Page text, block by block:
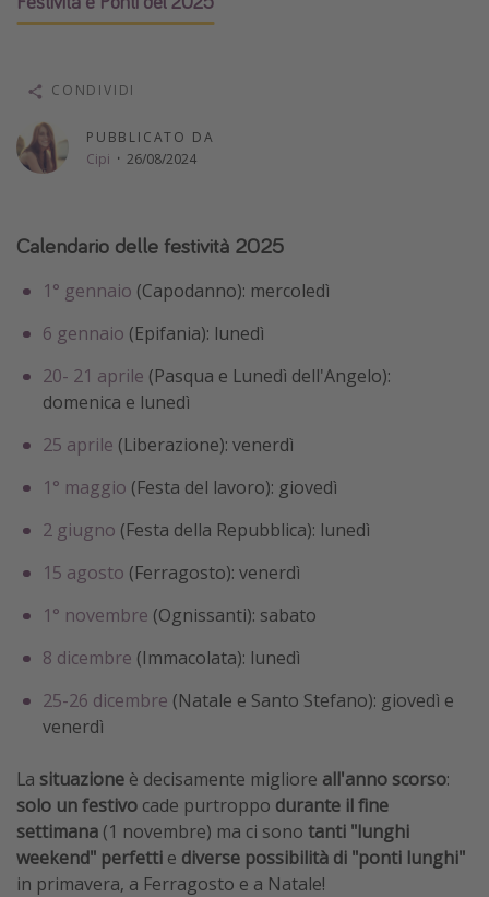
Travel magazine
Calendario di viaggio
Festività del 2026
PUBBLICATO DA
Cipi · 26/08/2024
CONDIVIDI
Calendario delle festività 2025
1° gennaio (Capodanno): mercoledì
6 gennaio (Epifania): lunedì
20- 21 aprile (Pasqua e Lunedì dell'Angelo):
domenica e lunedì
25 aprile (Liberazione): venerdì
1° maggio (Festa del lavoro): giovedì
2 giugno (Festa della Repubblica): lunedì
15 agosto (Ferragosto): venerdì
1° novembre (Ognissanti): sabato
8 dicembre (Immacolata): lunedì
25-26 dicembre (Natale e Santo Stefano): giovedì e
venerdì
La situazione è decisamente migliore all'anno scorso:
solo un festivo cade purtroppo durante il fine
settimana (1 novembre) ma ci sono tanti "lunghi
weekend" perfetti e diverse possibilità di "ponti lunghi"
in primavera, a Ferragosto e a Natale!